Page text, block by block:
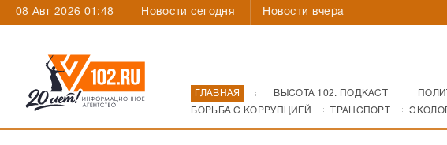
08 Авг 2026 01:48 Новости сегодня Новости вчера
ГЛАВНАЯ ВЫСОТА 102. ПОДКАСТ
БОРЬБА С КОРРУПЦИЕЙ
ТРАНСПОРТ